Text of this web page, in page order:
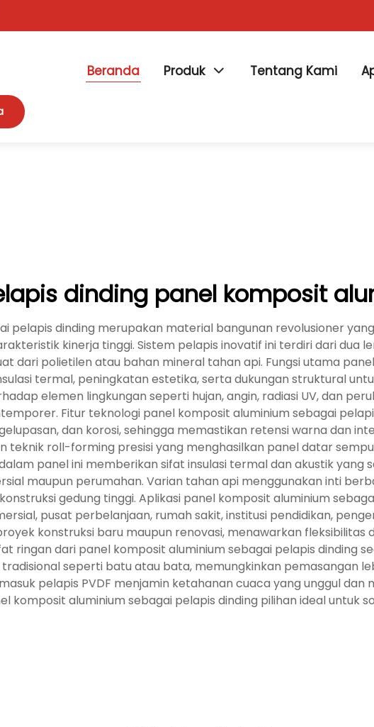
Beranda Produk Tentang Kami
dinding panel komposit
pelapis dinding merupakan material bangunan revolusioner
kinerja tinggi. Sistem pelapis inovatif ini terdiri dari dua
dari polietilen atau bahan mineral tahan api. Fungsi utama
termal, peningkatan estetika, serta dukungan struktural
elemen lingkungan seperti hujan, angin, radiasi UV, dan
Fitur teknologi panel komposit aluminium sebagai
dan korosi, sehingga memastikan retensi warna dan
teknik roll-forming presisi yang menghasilkan panel datar
panel ini memberikan sifat insulasi termal dan akustik yang
maupun perumahan. Varian tahan api menggunakan inti
gedung tinggi. Aplikasi panel komposit aluminium
pusat perbelanjaan, rumah sakit, institusi pendidikan,
konstruksi baru maupun renovasi, menawarkan
ringan dari panel komposit aluminium sebagai pelapis dinding
seperti batu atau bata, memungkinkan pemasangan
pelapis PVDF menjamin ketahanan cuaca yang unggul
komposit aluminium sebagai pelapis dinding pilihan ideal untuk